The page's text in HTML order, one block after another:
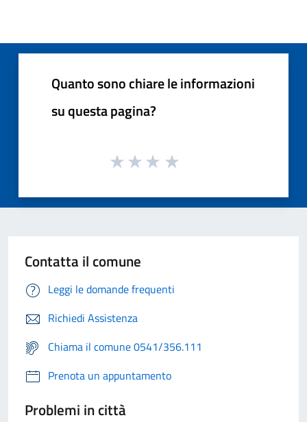
Quanto sono chiare le informazioni
su questa pagina?
Contatta il comune
Leggi le domande frequenti
Richiedi Assistenza
Chiama il comune 0541/356.111
Prenota un appuntamento
Problemi in città